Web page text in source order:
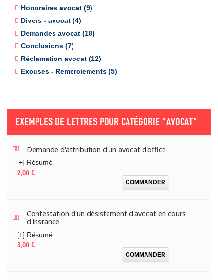
Honoraires avocat (9)
Divers - avocat (4)
Demandes avocat (18)
Conclusions (7)
Réclamation avocat (12)
Excuses - Remerciements (5)
EXEMPLES DE LETTRES POUR CATÉGORIE "AVOCAT"
Demande d'attribution d'un avocat d'office
[+] Résumé
Prix
2,00 €
COMMANDER
Contestation d'un désistement d'avocat en cours
d'instance
[+] Résumé
Prix
3,00 €
COMMANDER